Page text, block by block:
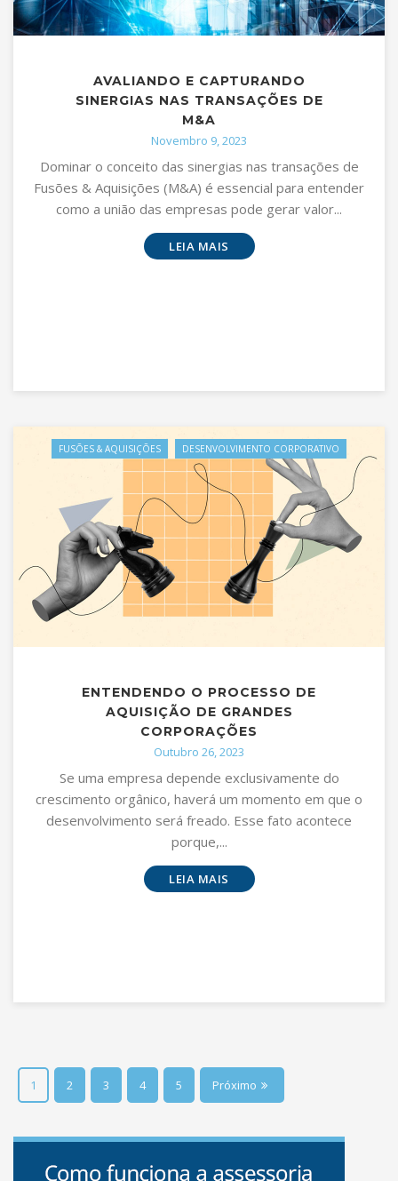
AVALIANDO E CAPTURANDO
SINERGIAS NAS TRANSAÇÕES DE
M&A
Novembro 9, 2023
Dominar o conceito das sinergias nas transações de
Fusões & Aquisições (M&A) é essencial para entender
como a união das empresas pode gerar valor...
LEIA MAIS
FUSÕES & AQUISIÇÕES DESENVOLVIMENTO CORPORATIVO
ENTENDENDO O PROCESSO DE
AQUISIÇÃO DE GRANDES
CORPORAÇÕES
Outubro 26, 2023
Se uma empresa depende exclusivamente do
crescimento orgânico, haverá um momento em que o
desenvolvimento será freado. Esse fato acontece
porque,...
LEIA MAIS
1 2 3 4 5 Próximo